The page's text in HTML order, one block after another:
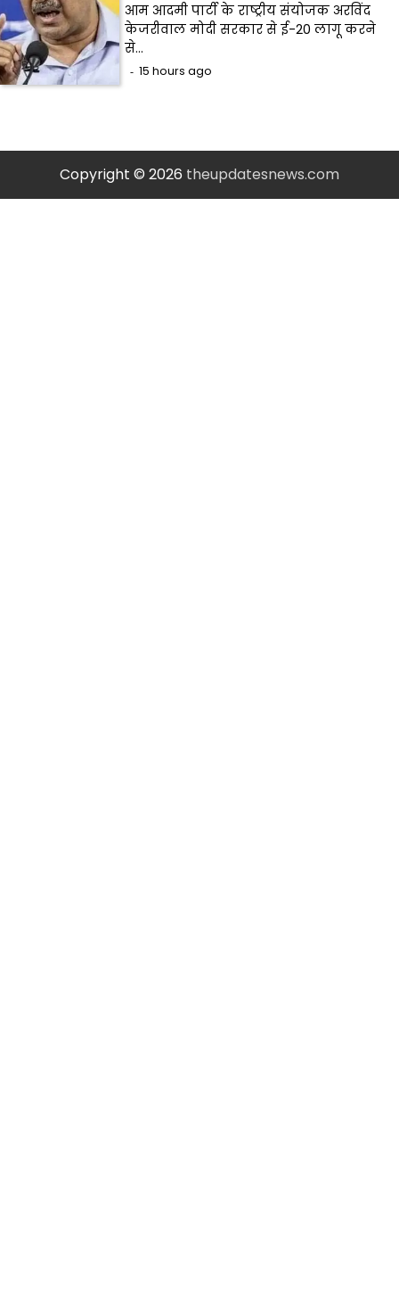
आम आदमी पार्टी के राष्ट्रीय संयोजक अरविंद
केजरीवाल मोदी सरकार से ई-20 लागू करने
से…
15 hours ago
Copyright © 2026 theupdatesnews.com